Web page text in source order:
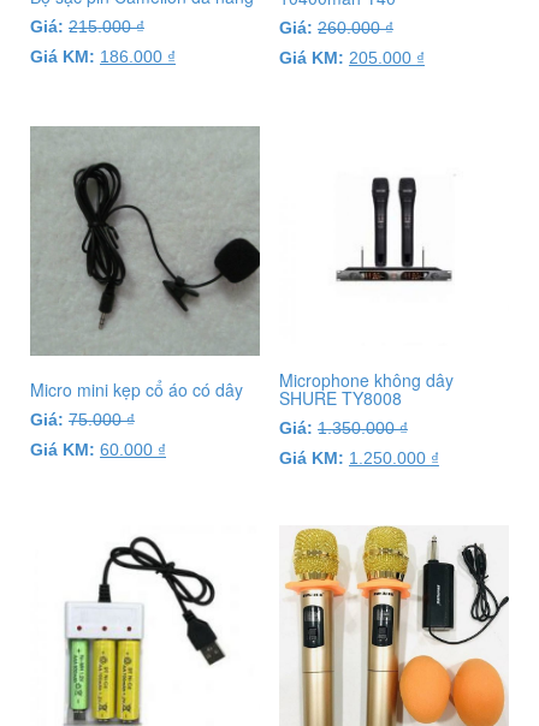
Giá: 215.000₫
Giá KM: 186.000 ₫
Giá: 260.000₫
Giá KM: 205.000 ₫
Micro mini kẹp cổ áo có dây
Giá: 75.000₫
Giá KM: 60.000 ₫
Microphone không dây
SHURE TY8008
Giá: 1.350.000₫
Giá KM: 1.250.000 ₫